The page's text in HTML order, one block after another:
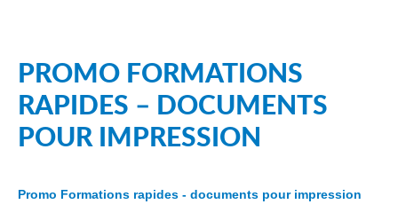
PROMO FORMATIONS
RAPIDES – DOCUMENTS
POUR IMPRESSION
Promo Formations rapides - documents pour impression